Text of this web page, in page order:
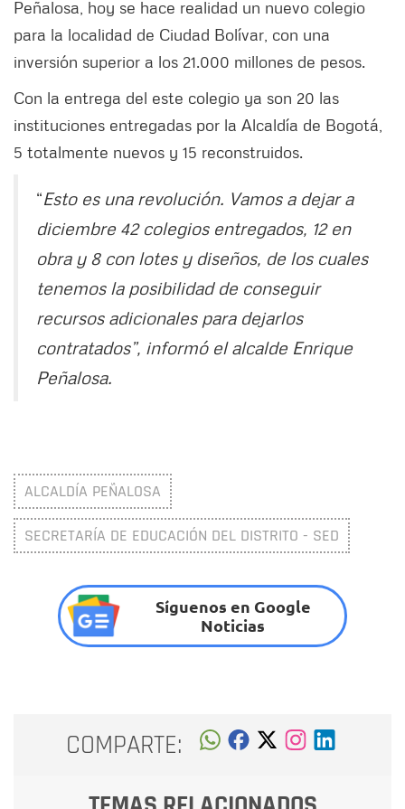
Peñalosa, hoy se hace realidad un nuevo colegio
para la localidad de Ciudad Bolívar, con una
inversión superior a los 21.000 millones de pesos.
Con la entrega del este colegio ya son 20 las
instituciones entregadas por la Alcaldía de Bogotá,
5 totalmente nuevos y 15 reconstruidos.
“Esto es una revolución. Vamos a dejar a
diciembre 42 colegios entregados, 12 en
obra y 8 con lotes y diseños, de los cuales
tenemos la posibilidad de conseguir
recursos adicionales para dejarlos
contratados”, informó el alcalde Enrique
Peñalosa.
ALCALDÍA PEÑALOSA
SECRETARÍA DE EDUCACIÓN DEL DISTRITO - SED
Síguenos en Google
Noticias
COMPARTE: